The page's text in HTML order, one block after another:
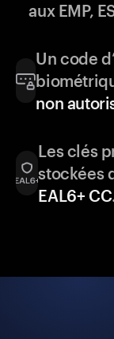
aux EMP,
Un code
non
Les clés
stockées
EAL6+ CC